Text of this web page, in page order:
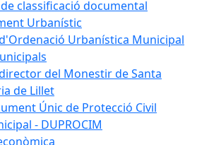
classificació documental
Urbanístic
Urbanística Municipal
del Monestir de Santa
de Lillet
Únic de Protecció Civil
- DUPROCIM